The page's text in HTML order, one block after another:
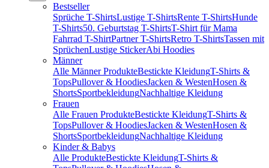
Bestseller
Sprüche T-ShirtsLustige T-ShirtsRente T-ShirtsHunde
T-Shirts50. Geburtstag T-ShirtsT-Shirt für Mama
Fahrrad T-ShirtPartner T-ShirtsRetro T-ShirtsTassen mit
SprüchenLustige StickerAbi Hoodies
Männer
Alle Männer ProdukteBestickte KleidungT-Shirts &
TopsPullover & HoodiesJacken & WestenHosen &
ShortsSportbekleidungNachhaltige Kleidung
Frauen
Alle Frauen ProdukteBestickte KleidungT-Shirts &
TopsPullover & HoodiesJacken & WestenHosen &
ShortsSportbekleidungNachhaltige Kleidung
Kinder & Babys
Alle ProdukteBestickte KleidungT-Shirts &